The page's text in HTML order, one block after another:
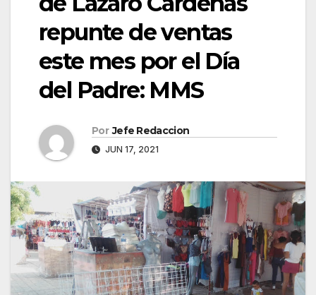
repunte de ventas
este mes por el Día
del Padre: MMS
Por Jefe Redaccion
JUN 17, 2021